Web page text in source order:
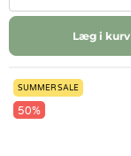
Læg i kurv
SUMMER SALE
50%